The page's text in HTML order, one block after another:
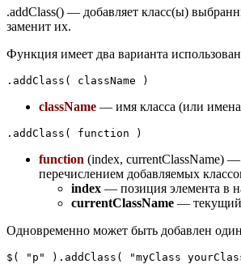
.addClass() — добавляет класс(ы)
заменит их.
Функция имеет два варианта
.addClass( className )
className — имя класса (или имена
.addClass( function )
function (index, currentClassName) —
перечислением добавляемых
index — позиция элемента в
currentClassName — текущий
Одновременно может быть добавлен
$( "p" ).addClass( "myClass